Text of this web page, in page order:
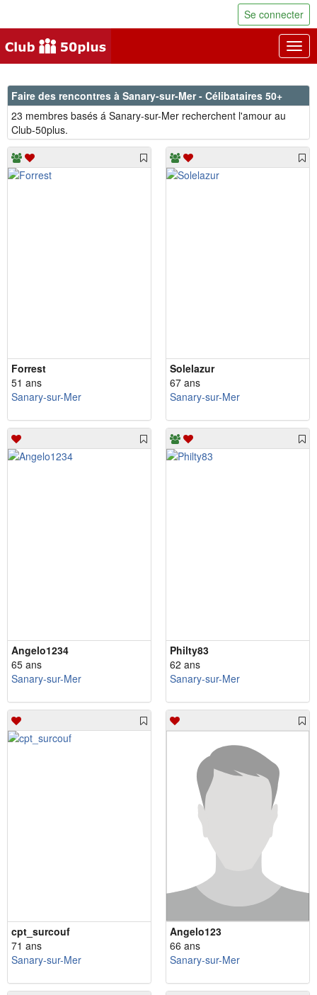
Se connecter
Faire des rencontres à Sanary-sur-Mer - Célibataires 50+
23 membres basés á Sanary-sur-Mer recherchent l'amour au
Club-50plus.
Forrest
51 ans
Sanary-sur-Mer
Solelazur
67 ans
Sanary-sur-Mer
Angelo1234
65 ans
Sanary-sur-Mer
Philty83
62 ans
Sanary-sur-Mer
cpt_surcouf
71 ans
Sanary-sur-Mer
Angelo123
66 ans
Sanary-sur-Mer